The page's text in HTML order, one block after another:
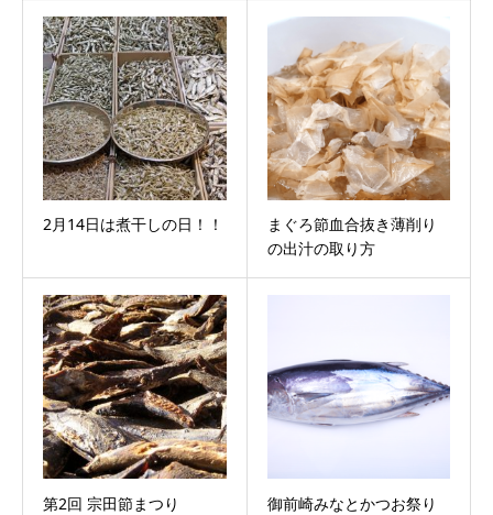
2月14日は煮干しの日！！
まぐろ節血合抜き薄削り
の出汁の取り方
第2回 宗田節まつり
御前崎みなとかつお祭り